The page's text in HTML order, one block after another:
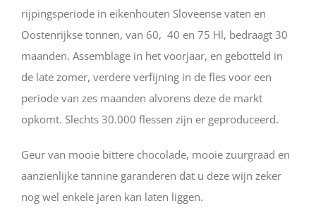
rijpingsperiode in eikenhouten Sloveense vaten en
Oostenrijkse tonnen, van 60, 40 en 75 Hl, bedraagt 30
maanden. Assemblage in het voorjaar, en gebotteld in
de late zomer, verdere verfijning in de fles voor een
periode van zes maanden alvorens deze de markt
opkomt. Slechts 30.000 flessen zijn er geproduceerd.
Geur van mooie bittere chocolade, mooie zuurgraad en
aanzienlijke tannine garanderen dat u deze wijn zeker
nog wel enkele jaren kan laten liggen.